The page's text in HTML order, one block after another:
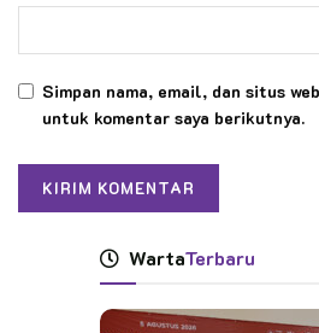
Simpan nama, email, dan situs
untuk komentar saya berikutnya.
WartaTerbaru